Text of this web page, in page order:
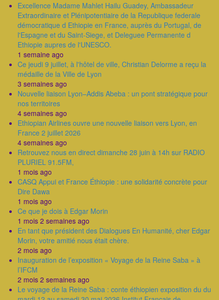
Excellence Madame Mahlet Hailu Guadey, Ambassadeur
Extraordinaire et Plénipotentiaire de la Republique federale
démocratique d Ethiopie en France, auprès du Portugal, de
l'Espagne et du Saint-Siege, et Deleguee Permanente d
Ethiopie aupres de l'UNESCO.
1 semaine ago
Ce jeudi 9 juillet, à l'hôtel de ville, Christian Delorme a reçu la
médaille de la Ville de Lyon
3 semaines ago
Nouvelle liaison Lyon–Addis Abeba : un pont stratégique pour
nos territoires
4 semaines ago
Ethiopian Airlines ouvre une nouvelle liaison vers Lyon, en
France 2 juillet 2026
4 semaines ago
Retrouvez nous en direct dimanche 28 juin à 14h sur RADIO
PLURIEL 91.5FM,
1 mois ago
CASQ Appui et France Éthiopie : une solidarité concrète pour
Dire Dawa
1 mois ago
Ce que je dois à Edgar Morin
1 mois 2 semaines ago
En tant que président des Dialogues En Humanité, cher Edgar
Morin, votre amitié nous était chère.
2 mois ago
Inauguration de l’exposition « Voyage de la Reine Saba » à
l’IFCM
2 mois 2 semaines ago
Le voyage de la Reine Saba : conte éthiopien exposition du du